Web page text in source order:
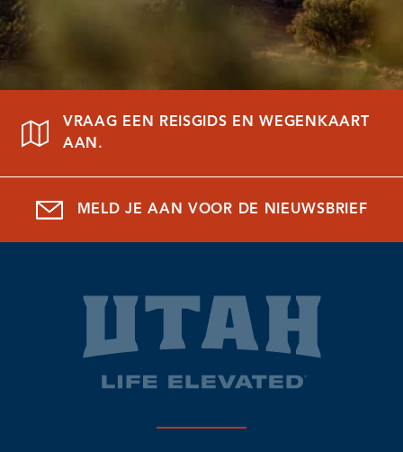
VRAAG EEN REISGIDS EN WEGENKAART
AAN.
MELD JE AAN VOOR DE NIEUWSBRIEF